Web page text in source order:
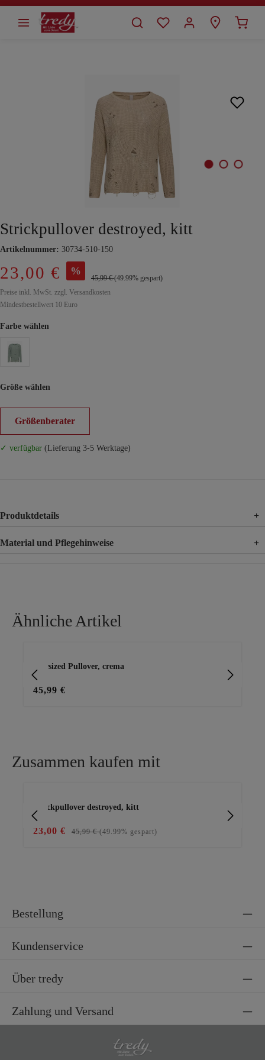
springen
Strickpullover destroyed, kitt
Artikelnummer: 30734-510-150
23,00 € %
45,99 €(49.99% gespart)
Preise inkl. MwSt. zzgl. Versandkosten
Mindestbestellwert 10 Euro
Farbe wählen
Größe wählen
Größenberater
✓ verfügbar (Lieferung 3-5 Werktage)
Produktdetails +
Material und Pflegehinweise +
Ähnliche Artikel
oversized Pullover, crema
45,99 €
Zusammen kaufen mit
Strickpullover destroyed, kitt
23,00 € 45,99 €(49.99% gespart)
Bestellung
Kundenservice
Über tredy
Zahlung und Versand